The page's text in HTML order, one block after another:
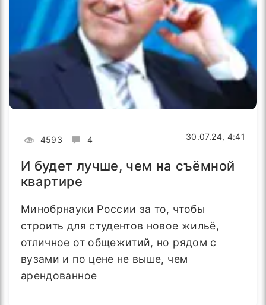
4593 4 30.07.24, 4:41
И будет лучше, чем на съёмной
квартире
Минобрнауки России за то, чтобы
строить для студентов новое жильё,
отличное от общежитий, но рядом с
вузами и по цене не выше, чем
арендованное